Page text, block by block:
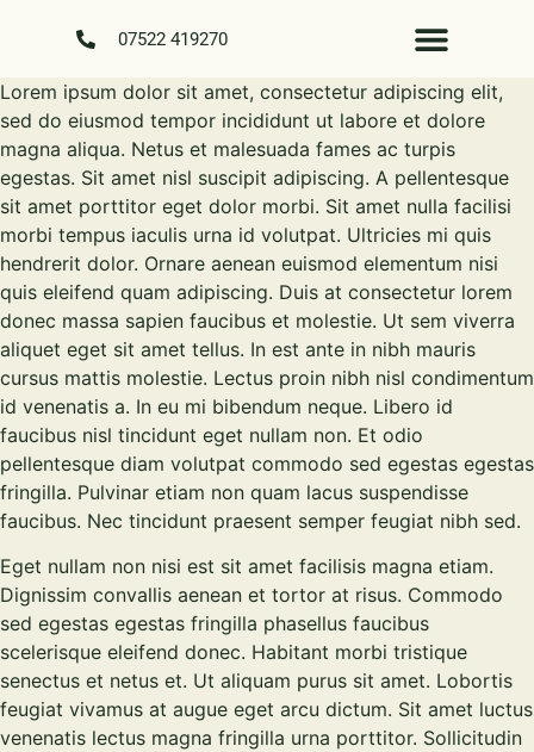
07522 419270
Lorem ipsum dolor sit amet, consectetur adipiscing elit,
sed do eiusmod tempor incididunt ut labore et dolore
magna aliqua. Netus et malesuada fames ac turpis
egestas. Sit amet nisl suscipit adipiscing. A pellentesque
sit amet porttitor eget dolor morbi. Sit amet nulla facilisi
morbi tempus iaculis urna id volutpat. Ultricies mi quis
hendrerit dolor. Ornare aenean euismod elementum nisi
quis eleifend quam adipiscing. Duis at consectetur lorem
donec massa sapien faucibus et molestie. Ut sem viverra
aliquet eget sit amet tellus. In est ante in nibh mauris
cursus mattis molestie. Lectus proin nibh nisl condimentum
id venenatis a. In eu mi bibendum neque. Libero id
faucibus nisl tincidunt eget nullam non. Et odio
pellentesque diam volutpat commodo sed egestas egestas
fringilla. Pulvinar etiam non quam lacus suspendisse
faucibus. Nec tincidunt praesent semper feugiat nibh sed.
Eget nullam non nisi est sit amet facilisis magna etiam.
Dignissim convallis aenean et tortor at risus. Commodo
sed egestas egestas fringilla phasellus faucibus
scelerisque eleifend donec. Habitant morbi tristique
senectus et netus et. Ut aliquam purus sit amet. Lobortis
feugiat vivamus at augue eget arcu dictum. Sit amet luctus
venenatis lectus magna fringilla urna porttitor. Sollicitudin